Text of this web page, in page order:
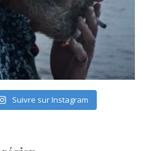
Suivre sur Instagram